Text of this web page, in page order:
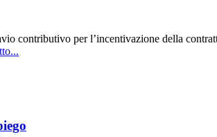
contributivo per l’incentivazione della